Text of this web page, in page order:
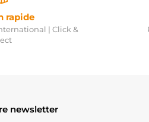
rapide
| Click &
newsletter